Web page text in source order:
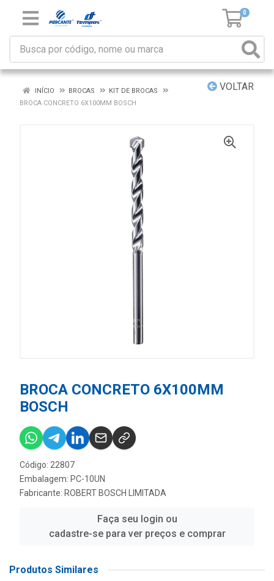
0
VOLTAR
INÍCIO BROCAS
KIT DE BROCAS
BROCA CONCRETO 6X100MM BOSCH
BROCA CONCRETO 6X100MM
BOSCH
Código: 22807
Embalagem: PC-10UN
Fabricante: ROBERT BOSCH LIMITADA
Faça seu login ou
cadastre-se para ver preços e comprar
Produtos Similares